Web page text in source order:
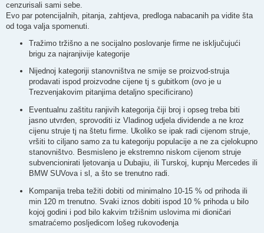
cenzurisali sami sebe.
Evo par potencijalnih, pitanja, zahtjeva, predloga nabacanih pa vidite šta
od toga valja spomenuti.
Tražimo tržišno a ne socijalno poslovanje firme ne isključujući
brigu za najranjivije kategorije
Nijednoj kategoriji stanovništva ne smije se proizvod-struja
prodavati ispod proizvodne cijene tj s gubitkom (ovo je u
Trezvenjakovim pitanjima detaljno specificirano)
Eventualnu zaštitu ranjivih kategorija čiji broj i opseg treba biti
jasno utvrđen, sprovoditi iz Vladinog udjela dividende a ne kroz
cijenu struje tj na štetu firme. Ukoliko se ipak radi cijenom struje,
vršiti to ciljano samo za tu kategoriju populacije a ne za cjelokupno
stanovništvo. Besmisleno je ekstremno niskom cijenom struje
subvencionirati ljetovanja u Dubajiu, ili Turskoj, kupnju Mercedes ili
BMW SUVova i sl, a što se trenutno radi.
Kompanija treba težiti dobiti od minimalno 10-15 % od prihoda ili
min 120 m trenutno. Svaki iznos dobiti ispod 10 % prihoda u bilo
kojoj godini i pod bilo kakvim tržišnim uslovima mi dioničari
smatraćemo posljedicom lošeg rukovođenja